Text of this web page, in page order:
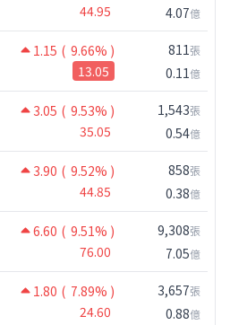
44.95 4.07億
1.15 ( 9.66% )
13.05
811張
0.11億
3.05 ( 9.53% )
35.05
1,543張
0.54億
3.90 ( 9.52% )
44.85
858張
0.38億
6.60 ( 9.51% )
76.00
9,308張
7.05億
1.80 ( 7.89% )
24.60
3,657張
0.88億